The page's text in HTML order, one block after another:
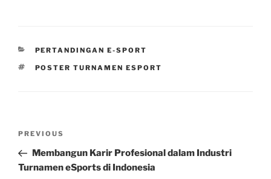
CATEGORIES
PERTANDINGAN E-SPORT
TAGS
POSTER TURNAMEN ESPORT
Previous
Post
PREVIOUS
Membangun Karir Profesional dalam Industri
Turnamen eSports di Indonesia